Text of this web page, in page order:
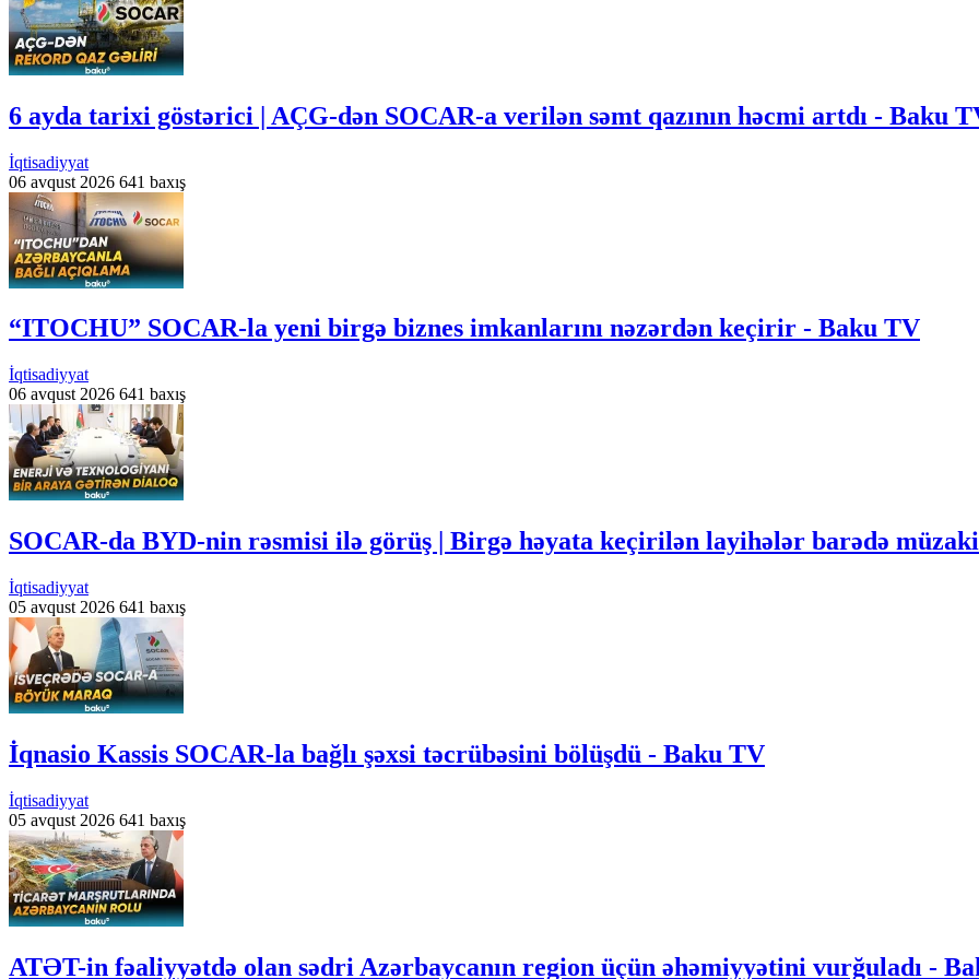
6 ayda tarixi göstərici | AÇG-dən SOCAR-a verilən səmt qazının həcmi artdı - Baku
İqtisadiyyat
06 avqust 2026 641 baxış
“ITOCHU” SOCAR-la yeni birgə biznes imkanlarını nəzərdən keçirir - Baku TV
İqtisadiyyat
06 avqust 2026 641 baxış
SOCAR-da BYD-nin rəsmisi ilə görüş | Birgə həyata keçirilən layihələr barədə
İqtisadiyyat
05 avqust 2026 641 baxış
İqnasio Kassis SOCAR-la bağlı şəxsi təcrübəsini bölüşdü - Baku TV
İqtisadiyyat
05 avqust 2026 641 baxış
ATƏT-in fəaliyyətdə olan sədri Azərbaycanın region üçün əhəmiyyətini vurğuladı -